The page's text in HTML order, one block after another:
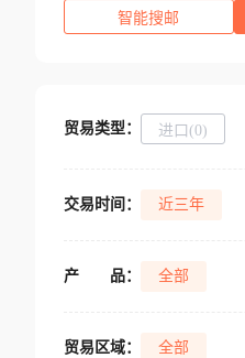
智能搜邮
贸易类型： 进口(0)
交易时间： 近三年
产 品： 全部
贸易区域： 全部